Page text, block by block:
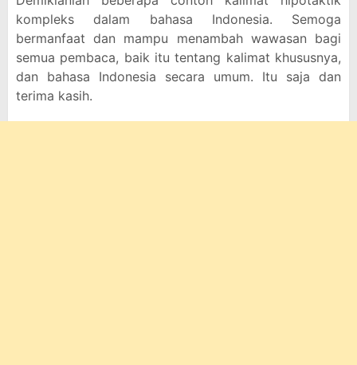
kompleks dalam bahasa Indonesia. Semoga
bermanfaat dan mampu menambah wawasan bagi
semua pembaca, baik itu tentang kalimat khususnya,
dan bahasa Indonesia secara umum. Itu saja dan
terima kasih.